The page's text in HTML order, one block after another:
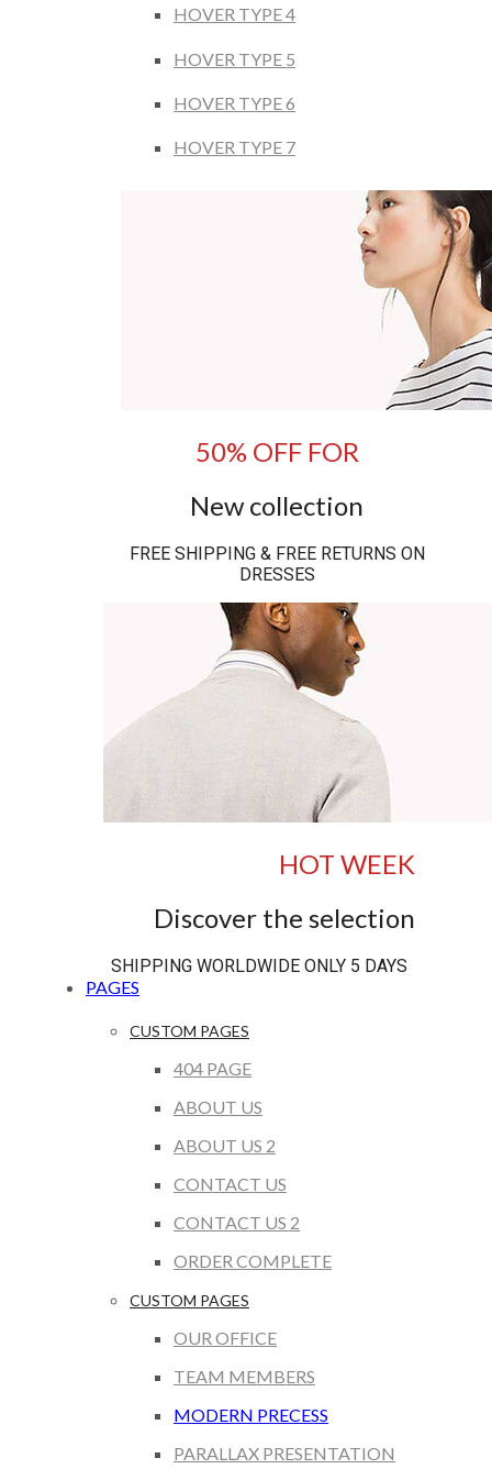
HOVER TYPE 4
HOVER TYPE 5
HOVER TYPE 6
HOVER TYPE 7
50% OFF FOR
New collection
FREE SHIPPING & FREE RETURNS ON
DRESSES
HOT WEEK
Discover the selection
SHIPPING WORLDWIDE ONLY 5 DAYS
PAGES
CUSTOM PAGES
404 PAGE
ABOUT US
ABOUT US 2
CONTACT US
CONTACT US 2
ORDER COMPLETE
CUSTOM PAGES
OUR OFFICE
TEAM MEMBERS
MODERN PRECESS
PARALLAX PRESENTATION